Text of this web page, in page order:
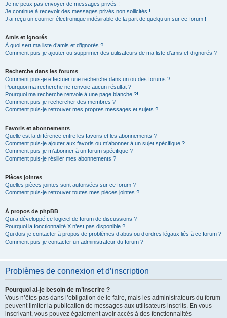
Je ne peux pas envoyer de messages privés !
Je continue à recevoir des messages privés non sollicités !
J’ai reçu un courrier électronique indésirable de la part de quelqu’un sur ce forum !
Amis et ignorés
À quoi sert ma liste d’amis et d’ignorés ?
Comment puis-je ajouter ou supprimer des utilisateurs de ma liste d’amis et d’ignorés ?
Recherche dans les forums
Comment puis-je effectuer une recherche dans un ou des forums ?
Pourquoi ma recherche ne renvoie aucun résultat ?
Pourquoi ma recherche renvoie à une page blanche ?!
Comment puis-je rechercher des membres ?
Comment puis-je retrouver mes propres messages et sujets ?
Favoris et abonnements
Quelle est la différence entre les favoris et les abonnements ?
Comment puis-je ajouter aux favoris ou m’abonner à un sujet spécifique ?
Comment puis-je m’abonner à un forum spécifique ?
Comment puis-je résilier mes abonnements ?
Pièces jointes
Quelles pièces jointes sont autorisées sur ce forum ?
Comment puis-je retrouver toutes mes pièces jointes ?
À propos de phpBB
Qui a développé ce logiciel de forum de discussions ?
Pourquoi la fonctionnalité X n’est pas disponible ?
Qui dois-je contacter à propos de problèmes d’abus ou d’ordres légaux liés à ce forum ?
Comment puis-je contacter un administrateur du forum ?
Problèmes de connexion et d’inscription
Pourquoi ai-je besoin de m’inscrire ?
Vous n’êtes pas dans l’obligation de le faire, mais les administrateurs du forum
peuvent limiter la publication de messages aux utilisateurs inscrits. En vous
inscrivant, vous pouvez également avoir accès à des fonctionnalités